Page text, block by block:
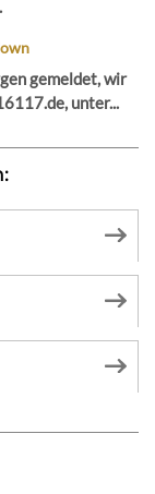
gemeldet, wir
unter...